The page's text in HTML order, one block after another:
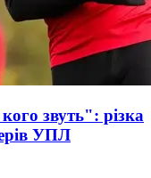
звуть": різка
УПЛ